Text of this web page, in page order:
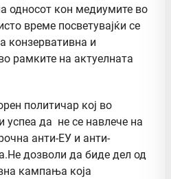
односот кон медиумите во
време посветувајќи се
конзервативна и
рамките на актуелната
политичар кој во
успеа да не се навлече на
анти-ЕУ и анти-
дозволи да биде дел од
кампања која